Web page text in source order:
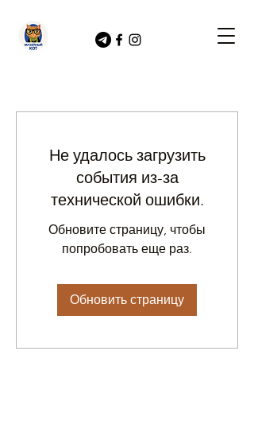
Не удалось загрузить
события из-за
технической ошибки.
Обновите страницу, чтобы
попробовать еще раз.
Обновить страницу